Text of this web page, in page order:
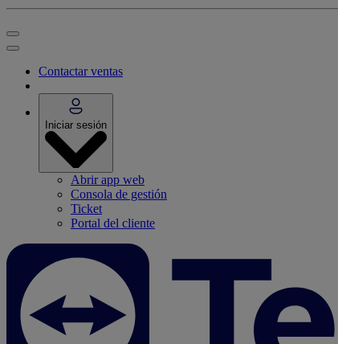
Contactar ventas
Iniciar sesión
Abrir app web
Consola de gestión
Ticket
Portal del cliente